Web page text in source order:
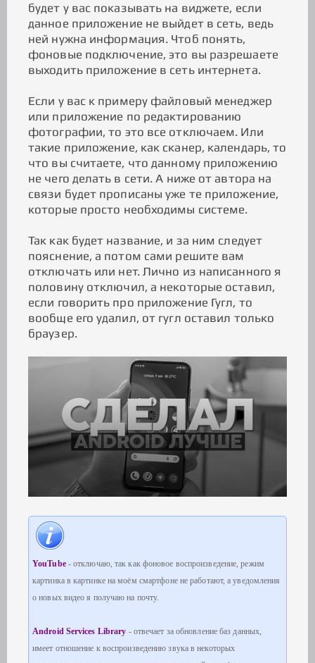
будет у вас показывать на виджете, если
данное приложение не выйдет в сеть, ведь
ней нужна информация. Чтоб понять,
фоновые подключение, это вы разрешаете
выходить приложение в сеть интернета.
Если у вас к примеру файловый менеджер
или приложение по редактированию
фотографии, то это все отключаем. Или
такие приложение, как сканер, календарь, то
что вы считаете, что данному приложению
не чего делать в сети. А ниже от автора на
связи будет прописаны уже те приложение,
которые просто необходимы системе.
Так как будет название, и за ним следует
пояснение, а потом сами решите вам
отключать или нет. Лично из написанного я
половину отключил, а некоторые оставил,
если говорить про приложение Гугл, то
вообще его удалил, от гугл оставил только
браузер.
YouTube- отключаю, так как фоновое воспроизведение, режим
картинка в картинке на моём смартфоне не работают, а уведомления
о новых видео я получаю на почту.
Android Services Library - отвечает за обновление баз данных,
имеет отношение к воспроизведению звука в некоторых